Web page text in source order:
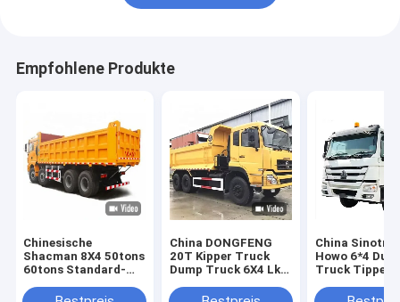
Empfohlene Produkte
Chinesische
Shacman 8X4 50tons
60tons Standard-
Abmessungen
China DONGFENG
20T Kipper Truck
Dump Truck 6X4 Lkw
China
Howo 6*4
Truck Tipper
Räder